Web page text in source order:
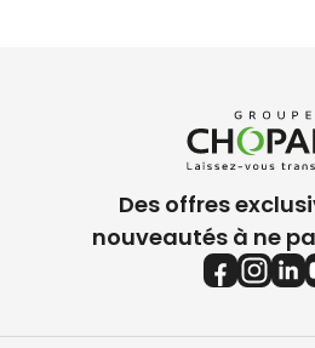
Des offres
nouveautés à ne